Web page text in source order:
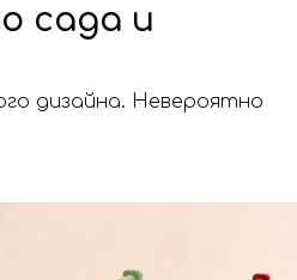
сада и
дизайна. Невероятно